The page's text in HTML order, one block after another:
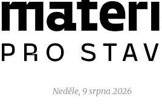
Neděle, 9 srpna 2026